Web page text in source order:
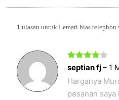
1 ulasan untukLemari hias telephon
Dinilai4
dari 5
septian fj– 1
Harganya
pesanan saya